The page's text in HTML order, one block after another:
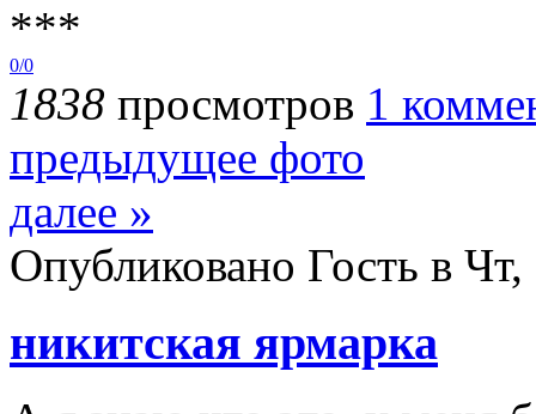
***
0/0
1838 просмотров 1
предыдущее фото
далее »
Опубликовано Гость в
никитская ярмарка